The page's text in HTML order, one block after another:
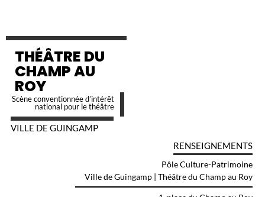
THÉÂTRE DU
CHAMP AU
ROY
Scène conventionnée d’intérêt
national pour le théâtre
VILLE DE GUINGAMP
RENSEIGNEMENTS
Pôle Culture-Patrimoine
Ville de Guingamp | Théâtre du Champ au Roy